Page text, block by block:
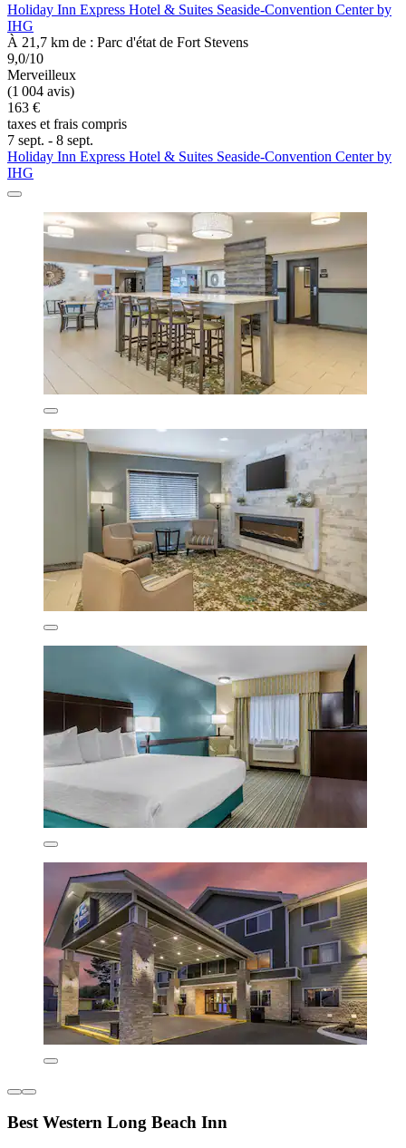
Holiday Inn Express Hotel & Suites Seaside-Convention Center by
IHG
À 21,7 km de : Parc d'état de Fort Stevens
9,0/10
Merveilleux
(1 004 avis)
163 €
taxes et frais compris
7 sept. - 8 sept.
Holiday Inn Express Hotel & Suites Seaside-Convention Center by
IHG
Best Western Long Beach Inn